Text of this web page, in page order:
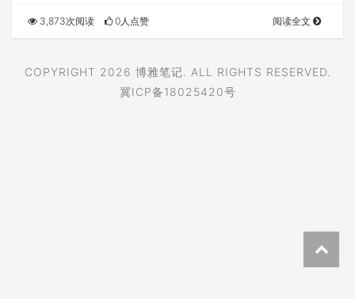
3,873次阅读 0人点赞 阅读全文
COPYRIGHT 2026 博雅笔记 . ALL RIGHTS RESERVED.
冀ICP备18025420号